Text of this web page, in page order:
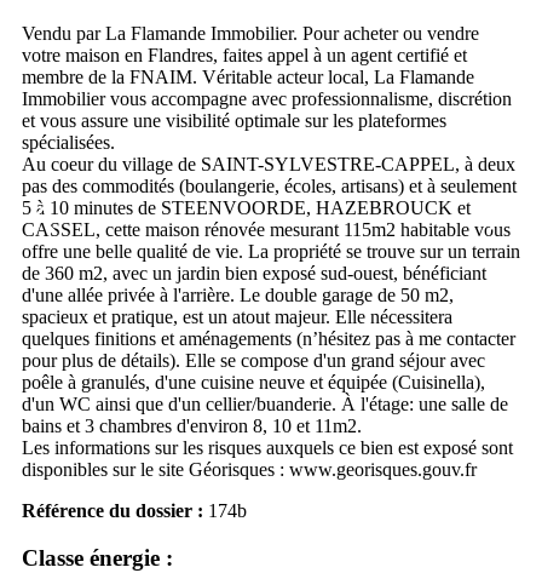
Vendu par La Flamande Immobilier. Pour acheter ou vendre
votre maison en Flandres, faites appel à un agent certifié et
membre de la FNAIM. Véritable acteur local, La Flamande
Immobilier vous accompagne avec professionnalisme, discrétion
et vous assure une visibilité optimale sur les plateformes
spécialisées.
Au coeur du village de SAINT-SYLVESTRE-CAPPEL, à deux
pas des commodités (boulangerie, écoles, artisans) et à seulement
5 à 10 minutes de STEENVOORDE, HAZEBROUCK et
CASSEL, cette maison rénovée mesurant 115m2 habitable vous
offre une belle qualité de vie. La propriété se trouve sur un terrain
de 360 m2, avec un jardin bien exposé sud-ouest, bénéficiant
d'une allée privée à l'arrière. Le double garage de 50 m2,
spacieux et pratique, est un atout majeur. Elle nécessitera
quelques finitions et aménagements (n’hésitez pas à me contacter
pour plus de détails). Elle se compose d'un grand séjour avec
poêle à granulés, d'une cuisine neuve et équipée (Cuisinella),
d'un WC ainsi que d'un cellier/buanderie. À l'étage: une salle de
bains et 3 chambres d'environ 8, 10 et 11m2.
Les informations sur les risques auxquels ce bien est exposé sont
disponibles sur le site Géorisques : www.georisques.gouv.fr
Référence du dossier : 174b
Classe énergie :